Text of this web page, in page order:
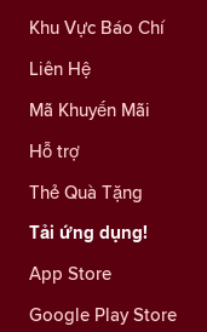
Khu Vực Báo Chí
Liên Hệ
Mã Khuyến Mãi
Hỗ trợ
Thẻ Quà Tặng
Tải ứng dụng!
App Store
Google Play Store